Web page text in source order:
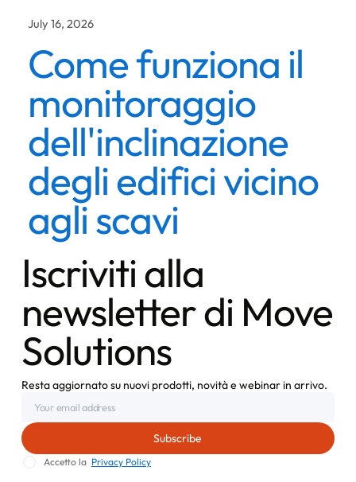
Iscriviti alla
newsletter di Move
Solutions
Resta aggiornato su nuovi prodotti, novità e webinar in arrivo.
Accetto la Privacy Policy
July 16, 2026
Come funziona il
monitoraggio
dell'inclinazione
degli edifici vicino
agli scavi